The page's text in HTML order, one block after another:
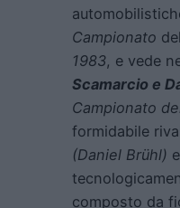
Campionato
1983, e vede
Scamarcio e
Campionato
formidabile
(Daniel Brühl)
composto da